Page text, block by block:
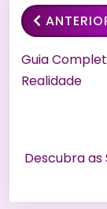
Guia
Realidade
Descubra